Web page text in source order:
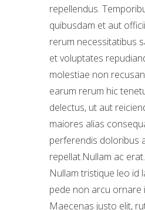
repellendus.
quibusdam et aut
rerum necessitatibus
et voluptates
molestiae non
earum rerum hic
delectus, ut aut
maiores alias
perferendis doloribus
repellat.Nullam ac
Nullam tristique leo id
pede non arcu ornare
Maecenas justo elit,